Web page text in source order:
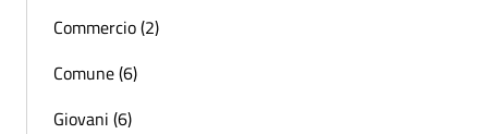
Commercio (2)
Comune (6)
Giovani (6)